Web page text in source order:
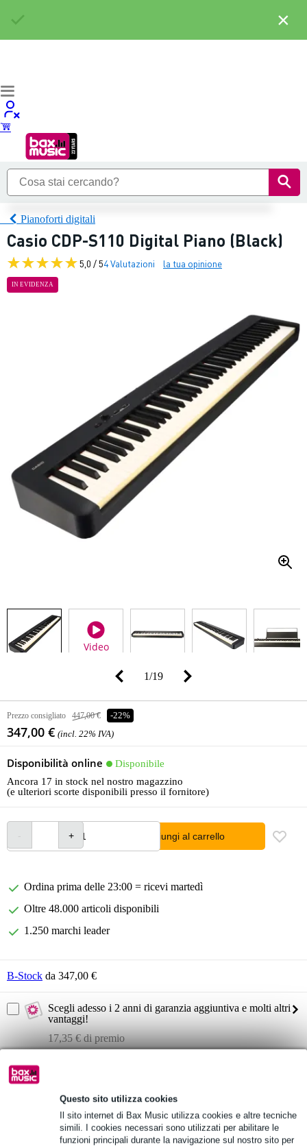
Questo sito utilizza cookies
Il sito internet di Bax Music utilizza cookies e altre tecniche
simili. I cookies necessari sono utilizzati per abilitare le
funzioni principali durante la navigazione sul nostro sito per
Pianoforti digitali
Casio CDP-S110 Digital Piano (Black)
5,0 / 54 Valutazioni la tua opinione
IN EVIDENZA
Video
1/19
Prezzo consigliato 447,00 € -22%
347,00 € (incl. 22% IVA)
Disponibilità online
Disponibile
Ancora 17 in stock nel nostro magazzino
(e ulteriori scorte disponibili presso il fornitore)
Aggiungi al carrello
Ordina prima delle 23:00 = ricevi martedì
Oltre 48.000 articoli disponibili
1.250 marchi leader
B-Stock da 347,00 €
Scegli adesso i 2 anni di garanzia aggiuntiva e molti altri
vantaggi!
17,35 € di premio
Informazioni sul prodotto
pianoforte digitale
Colore: nero
88 tasti sensibili al tocco
×